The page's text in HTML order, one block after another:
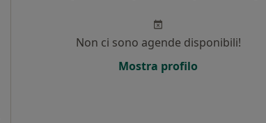
Non ci sono agende disponibili!
Mostra profilo